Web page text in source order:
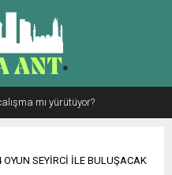
mı yürütüyor?
OYUN SEYİRCİ İLE BULUŞACAK